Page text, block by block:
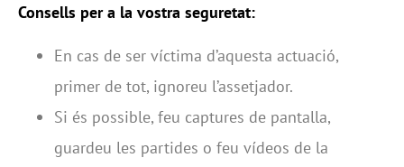
Consells per a la vostra seguretat:
En cas de ser víctima d’aquesta actuació,
primer de tot, ignoreu l’assetjador.
Si és possible, feu captures de pantalla,
guardeu les partides o feu vídeos de la